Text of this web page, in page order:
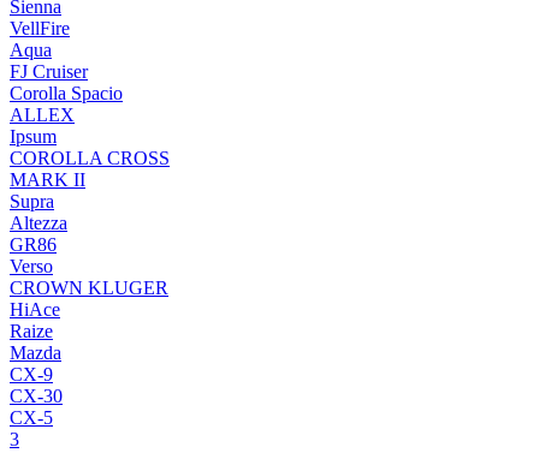
Sienna
VellFire
Aqua
FJ Cruiser
Corolla Spacio
ALLEX
Ipsum
COROLLA CROSS
MARK II
Supra
Altezza
GR86
Verso
CROWN KLUGER
HiAce
Raize
Mazda
CX-9
CX-30
CX-5
3